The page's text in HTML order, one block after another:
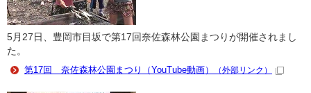
5月27日、豊岡市目坂で第17回奈佐森林公園まつりが開催されまし
た。
第17回 奈佐森林公園まつり（YouTube動画）
（外部リンク）